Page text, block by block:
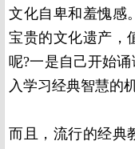
文化自卑和羞愧感
宝贵的文化遗产，
呢?一是自己开始
入学习经典智慧的
而且，流行的经典